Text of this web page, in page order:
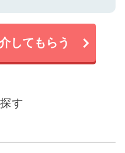
してもらう
す